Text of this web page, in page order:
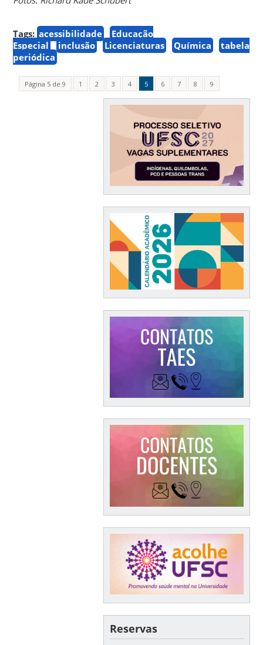
Tags: acessibilidade
Educação
Especial
inclusão Licenciaturas Química
tabela
periódica
Página 5 de 9 1 2 3 4 5 6 7 8 9
Reservas